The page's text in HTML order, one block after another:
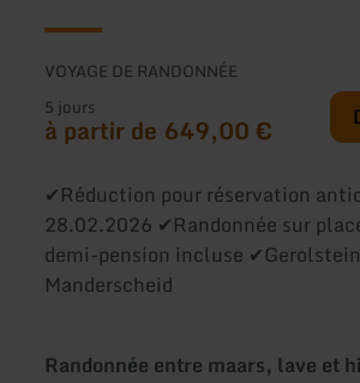
VOYAGE DE RANDONNÉE
5 jours
à partir de 649,00 €
✔Réduction pour réservation
28.02.2026 ✔Randonnée sur
demi-pension incluse
Manderscheid
Randonnée entre maars, lave et